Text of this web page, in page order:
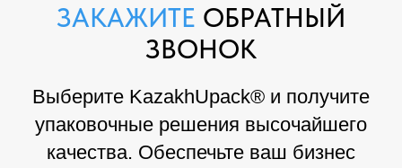
ЗАКАЖИТЕ ОБРАТНЫЙ
ЗВОНОК
Выберите KazakhUpack® и получите
упаковочные решения высочайшего
качества. Обеспечьте ваш бизнес